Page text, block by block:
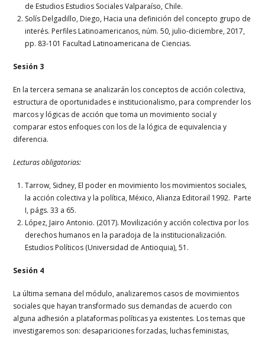
de Estudios Estudios Sociales Valparaíso, Chile.
Solís Delgadillo, Diego, Hacia una definición del concepto grupo de
interés. Perfiles Latinoamericanos, núm. 50, julio-diciembre, 2017,
pp. 83-101 Facultad Latinoamericana de Ciencias.
Sesión 3
En la tercera semana se analizarán los conceptos de acción colectiva,
estructura de oportunidades e institucionalismo, para comprender los
marcos y lógicas de acción que toma un movimiento social y
comparar estos enfoques con los de la lógica de equivalencia y
diferencia.
Lecturas obligatorias:
Tarrow, Sidney, El poder en movimiento los movimientos sociales,
la acción colectiva y la política, México, Alianza Editorail 1992. Parte
I, págs. 33 a 65.
López, Jairo Antonio. (2017). Movilización y acción colectiva por los
derechos humanos en la paradoja de la institucionalización.
Estudios Políticos (Universidad de Antioquia), 51.
Sesión 4
La última semana del módulo, analizaremos casos de movimientos
sociales que hayan transformado sus demandas de acuerdo con
alguna adhesión a plataformas políticas ya existentes. Los temas que
investigaremos son: desapariciones forzadas, luchas feministas,